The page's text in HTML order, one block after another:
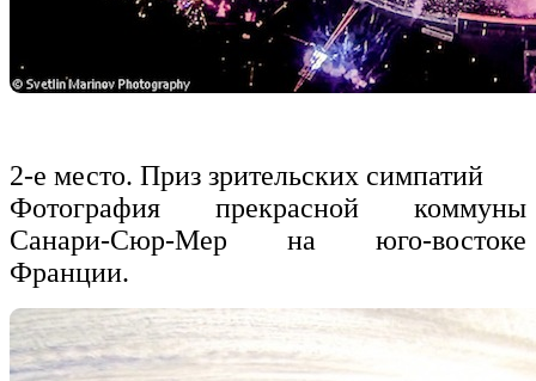
2-е место. Приз зрительских симпатий
Фотография прекрасной коммуны
Санари-Сюр-Мер на юго-востоке
Франции.